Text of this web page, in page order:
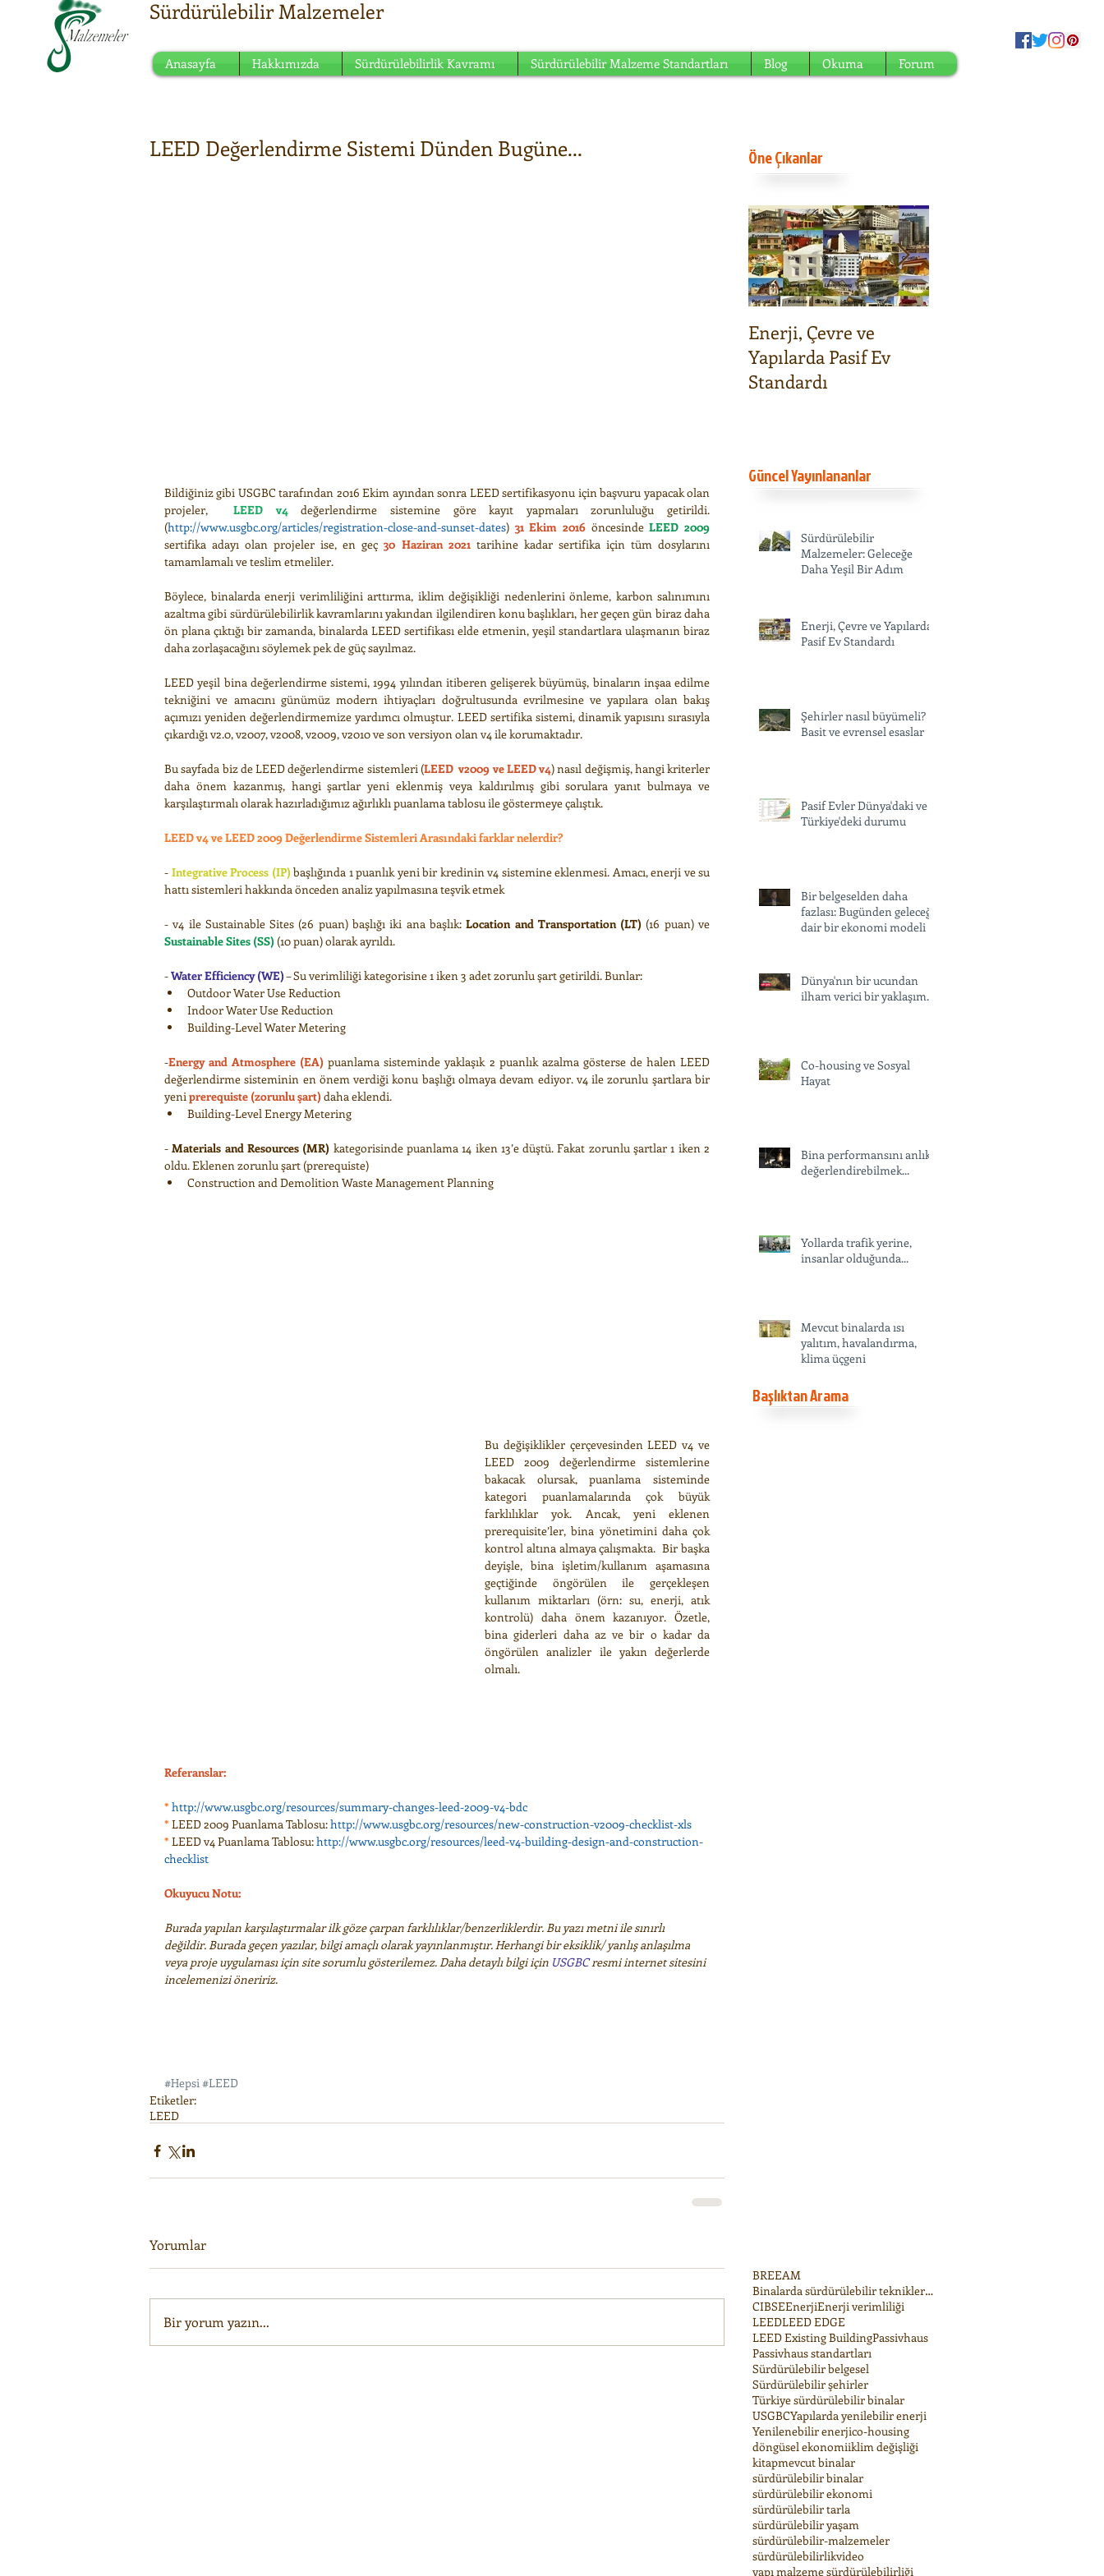
Sürdürülebilir Malzemeler
Anasayfa Hakkımızda Sürdürülebilirlik Kavramı Sürdürülebilir Malzeme Standartları Blog Okuma Forum
LEED Değerlendirme Sistemi Dünden Bugüne...
Bildiğiniz gibi USGBC tarafından 2016 Ekim ayından sonra LEED sertifikasyonu için başvuru yapacak olan
projeler, LEED v4 değerlendirme sistemine göre kayıt yapmaları zorunluluğu getirildi.
(http://www.usgbc.org/articles/registration-close-and-sunset-dates) 31 Ekim 2016 öncesinde LEED 2009
sertifika adayı olan projeler ise, en geç 30 Haziran 2021 tarihine kadar sertifika için tüm dosylarını
tamamlamalı ve teslim etmeliler.
Böylece, binalarda enerji verimliliğini arttırma, iklim değişikliği nedenlerini önleme, karbon salınımını
azaltma gibi sürdürülebilirlik kavramlarını yakından ilgilendiren konu başlıkları, her geçen gün biraz daha
ön plana çıktığı bir zamanda, binalarda LEED sertifikası elde etmenin, yeşil standartlara ulaşmanın biraz
daha zorlaşacağını söylemek pek de güç sayılmaz.
LEED yeşil bina değerlendirme sistemi, 1994 yılından itiberen gelişerek büyümüş, binaların inşaa edilme
tekniğini ve amacını günümüz modern ihtiyaçları doğrultusunda evrilmesine ve yapılara olan bakış
açımızı yeniden değerlendirmemize yardımcı olmuştur. LEED sertifika sistemi, dinamik yapısını sırasıyla
çıkardığı v2.0, v2007, v2008, v2009, v2010 ve son versiyon olan v4 ile korumaktadır.
Bu sayfada biz de LEED değerlendirme sistemleri (LEED  v2009 ve LEED v4) nasıl değişmiş, hangi kriterler
daha önem kazanmış, hangi şartlar yeni eklenmiş veya kaldırılmış gibi sorulara yanıt bulmaya ve
karşılaştırmalı olarak hazırladığımız ağırlıklı puanlama tablosu ile göstermeye çalıştık.
LEED v4 ve LEED 2009 Değerlendirme Sistemleri Arasındaki farklar nelerdir?
- Integrative Process (IP) başlığında 1 puanlık yeni bir kredinin v4 sistemine eklenmesi. Amacı, enerji ve su
hattı sistemleri hakkında önceden analiz yapılmasına teşvik etmek
- v4 ile Sustainable Sites (26 puan) başlığı iki ana başlık: Location and Transportation (LT)
Sustainable Sites (SS) (10 puan) olarak ayrıldı.
- Water Efficiency (WE) – Su verimliliği kategorisine 1 iken 3 adet zorunlu şart getirildi. Bunlar:
Outdoor Water Use Reduction
Indoor Water Use Reduction
Building-Level Water Metering
-Energy and Atmosphere (EA) puanlama sisteminde yaklaşık 2 puanlık azalma gösterse de halen LEED
değerlendirme sisteminin en önem verdiği konu başlığı olmaya devam ediyor. v4 ile zorunlu şartlara bir
yeni prerequiste (zorunlu şart) daha eklendi.
Building-Level Energy Metering
- Materials and Resources (MR) kategorisinde puanlama 14 iken 13’e düştü. Fakat zorunlu şartlar 1 iken 2
oldu. Eklenen zorunlu şart (prerequiste)
Construction and Demolition Waste Management Planning
​Bu değişiklikler çerçevesinden LEED v4 ve
LEED 2009 değerlendirme sistemlerine
bakacak olursak, puanlama sisteminde
kategori puanlamalarında çok büyük
farklılıklar yok. Ancak, yeni eklenen
prerequisite’ler, bina yönetimini daha çok
kontrol altına almaya çalışmakta.  Bir başka
deyişle, bina işletim/kullanım aşamasına
geçtiğinde öngörülen ile gerçekleşen
kullanım miktarları (örn: su, enerji, atık
kontrolü) daha önem kazanıyor. Özetle,
bina giderleri daha az ve bir o kadar da
öngörülen analizler ile yakın değerlerde
olmalı.
Referanslar:
* http://www.usgbc.org/resources/summary-changes-leed-2009-v4-bdc
* LEED 2009 Puanlama Tablosu: http://www.usgbc.org/resources/new-construction-v2009-checklist-xls
* LEED v4 Puanlama Tablosu: http://www.usgbc.org/resources/leed-v4-building-design-and-construction-
checklist
Okuyucu Notu:
Burada yapılan karşılaştırmalar ilk göze çarpan farklılıklar/benzerliklerdir. Bu yazı metni ile sınırlı
değildir. Burada geçen yazılar, bilgi amaçlı olarak yayınlanmıştır. Herhangi bir eksiklik/ yanlış anlaşılma
veya proje uygulaması için site sorumlu gösterilemez. Daha detaylı bilgi için USGBC resmi internet sitesini
incelemenizi öneririz.
#Hepsi#LEED
Etiketler:
LEED
Yorumlar
Bir yorum yazın...
Öne Çıkanlar
Enerji, Çevre ve
Yapılarda Pasif Ev
Standardı
Güncel Yayınlananlar
Sürdürülebilir
Malzemeler: Geleceğe
Daha Yeşil Bir Adım
Enerji, Çevre ve Yapılarda
Pasif Ev Standardı
Şehirler nasıl büyümeli?
Basit ve evrensel esaslar
Pasif Evler Dünya'daki ve
Türkiye'deki durumu
Bir belgeselden daha
fazlası: Bugünden geleceğe
dair bir ekonomi modeli
Dünya'nın bir ucundan
ilham verici bir yaklaşım...
Co-housing ve Sosyal
Hayat
Bina performansını anlık
değerlendirebilmek...
Yollarda trafik yerine,
insanlar olduğunda...
Mevcut binalarda ısı
yalıtım, havalandırma,
klima üçgeni
Başlıktan Arama
BREEAM
Binalarda sürdürülebilir teknikler/uygulamalar
CIBSEEnerjiEnerji verimliliği
LEEDLEED EDGE
LEED Existing BuildingPassivhaus
Passivhaus standartları
Sürdürülebilir belgesel
Sürdürülebilir şehirler
Türkiye sürdürülebilir binalar
USGBCYapılarda yenilebilir enerji
Yenilenebilir enerjico-housing
döngüsel ekonomiiklim değişliği
kitapmevcut binalar
sürdürülebilir binalar
sürdürülebilir ekonomi
sürdürülebilir tarla
sürdürülebilir yaşam
sürdürülebilir-malzemeler
sürdürülebilirlikvideo
yapı malzeme sürdürülebilirliği